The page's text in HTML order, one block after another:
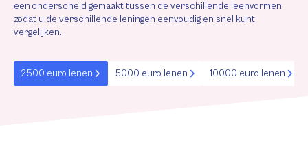
een onderscheid gemaakt tussen de verschillende leenvormen
zodat u de verschillende leningen eenvoudig en snel kunt
vergelijken.
2500 euro lenen 5000 euro lenen 10000 euro lenen